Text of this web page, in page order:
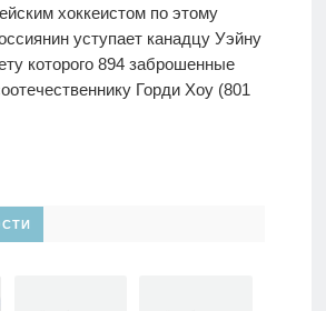
хоккеистом по этому
уступает канадцу Уэйну
которого 894 заброшенные
Горди Хоу (801